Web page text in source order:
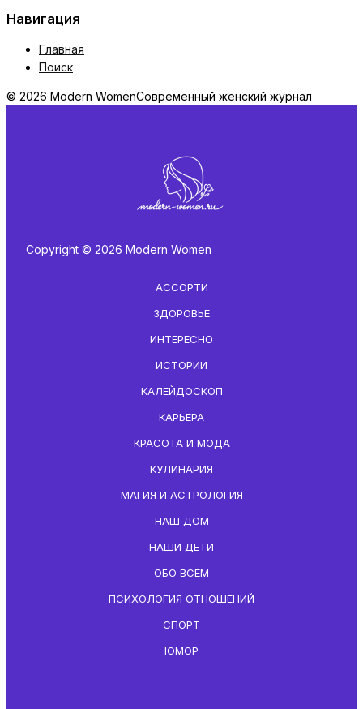
Навигация
Главная
Поиск
© 2026 Modern WomenСовременный женский журнал
Copyright © 2026 Modern Women
АССОРТИ
ЗДОРОВЬЕ
ИНТЕРЕСНО
ИСТОРИИ
КАЛЕЙДОСКОП
КАРЬЕРА
КРАСОТА И МОДА
КУЛИНАРИЯ
МАГИЯ И АСТРОЛОГИЯ
НАШ ДОМ
НАШИ ДЕТИ
ОБО ВСЕМ
ПСИХОЛОГИЯ ОТНОШЕНИЙ
СПОРТ
ЮМОР